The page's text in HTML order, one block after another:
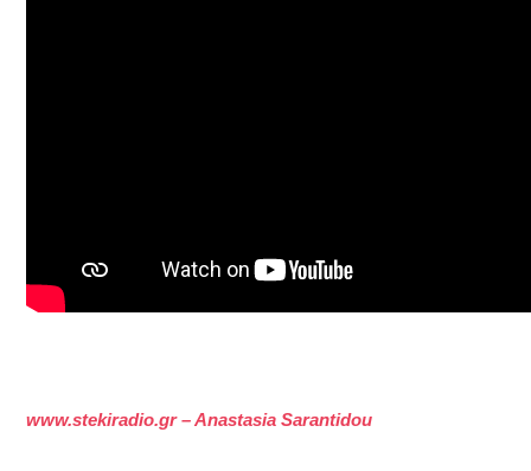
www.stekiradio.gr – Anastasia Sarantidou